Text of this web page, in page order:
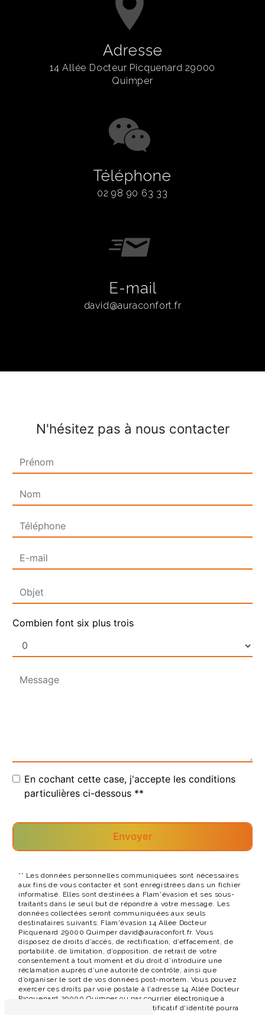
Adresse
14 Allée Docteur Picquenard 29000
Quimper
Téléphone
02 98 90 63 33
E-mail
david@auraconfort.fr
N'hésitez pas à nous contacter
Combien font six plus trois
En cochant cette case, j'accepte les conditions
particulières ci-dessous **
Envoyer
** Les données personnelles communiquées sont nécessaires
aux fins de vous contacter et sont enregistrées dans un fichier
informatisé. Elles sont destinées à Flam'évasion et ses sous-
traitants dans le seul but de répondre à votre message. Les
données collectées seront communiquées aux seuls
destinataires suivants: Flam'évasion 14 Allée Docteur
Picquenard 29000 Quimper david@auraconfort.fr. Vous
disposez de droits d’accès, de rectification, d’effacement, de
portabilité, de limitation, d’opposition, de retrait de votre
consentement à tout moment et du droit d’introduire une
réclamation auprès d’une autorité de contrôle, ainsi que
d’organiser le sort de vos données post-mortem. Vous pouvez
exercer ces droits par voie postale à l'adresse 14 Allée Docteur
Picquenard 29000 Quimper ou par courrier électronique à
l'adresse david@auraconfort.fr. Un justificatif d'identité pourra